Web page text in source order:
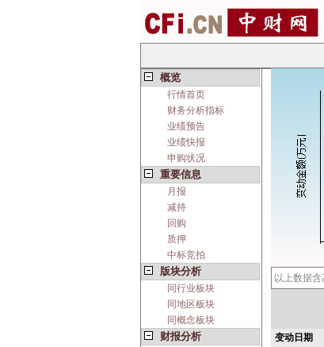
概览
行情首页
财务分析指标
业绩预告
业绩快报
申购状况
重要信息
月报
减持
回购
质押
中标竞拍
版块分析
同行业板块
同地区板块
同概念板块
财报分析
以上数据
变动日期